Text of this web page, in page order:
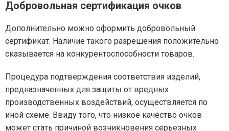
Добровольная сертификация очков
Дополнительно можно оформить добровольный
сертификат. Наличие такого разрешения положительно
сказывается на конкурентоспособности товаров.
Процедура подтверждения соответствия изделий,
предназначенных для защиты от вредных
производственных воздействий, осуществляется по
иной схеме. Ввиду того, что низкое качество очков
может стать причиной возникновения серьезных